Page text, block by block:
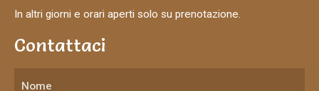
In altri giorni e orari aperti solo su prenotazione.
Contattaci